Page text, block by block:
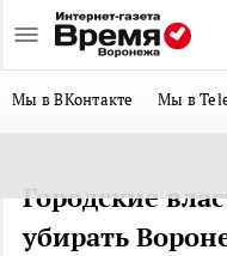
Мы в ВКонтакте Мы в
Городские
убирать